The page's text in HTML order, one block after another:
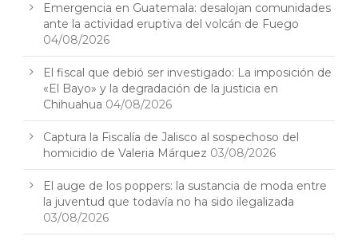
Emergencia en Guatemala: desalojan comunidades
ante la actividad eruptiva del volcán de Fuego
04/08/2026
El fiscal que debió ser investigado: La imposición de
«El Bayo» y la degradación de la justicia en
Chihuahua 04/08/2026
Captura la Fiscalía de Jalisco al sospechoso del
homicidio de Valeria Márquez 03/08/2026
El auge de los poppers: la sustancia de moda entre
la juventud que todavía no ha sido ilegalizada
03/08/2026